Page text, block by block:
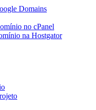
Domains
no cPanel
na Hostgator